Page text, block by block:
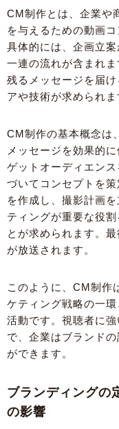
CM制作とは、企業や
を与えるための動画
具体的には、企画立
一連の流れが含まれ
残るメッセージを届
アや技術が求められま
CM制作の基本概念は
メッセージを効果的
ゲットオーディエン
づいてコンセプトを
を作成し、撮影計画
ティングが重要な役
とが求められます。
が放送されます。
このように、CM制作
ケティング戦略の一
活動です。視聴者に
で、企業はブランド
ができます。
ブランディングの
の影響